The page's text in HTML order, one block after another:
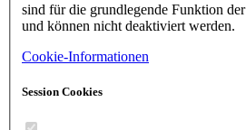
sind für die grundlegende Funktion
und können nicht deaktiviert werden.
Cookie-Informationen
Session Cookies